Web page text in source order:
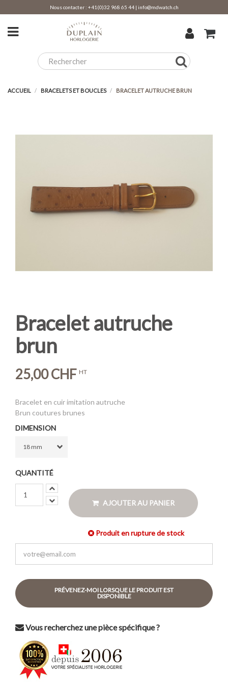
Nous contacter : +41(0)32 968 65 44| info@mdwatch.ch
ACCUEIL BRACELETS ET BOUCLES BRACELET AUTRUCHE BRUN
Bracelet autruche
brun
25,00 CHF HT
Bracelet en cuir imitation autruche
Brun coutures brunes
DIMENSION
QUANTITÉ
AJOUTER AU PANIER
Produit en rupture de stock
PRÉVENEZ-MOI LORSQUE LE PRODUIT EST
DISPONIBLE
Vous recherchez une pièce spécifique ?